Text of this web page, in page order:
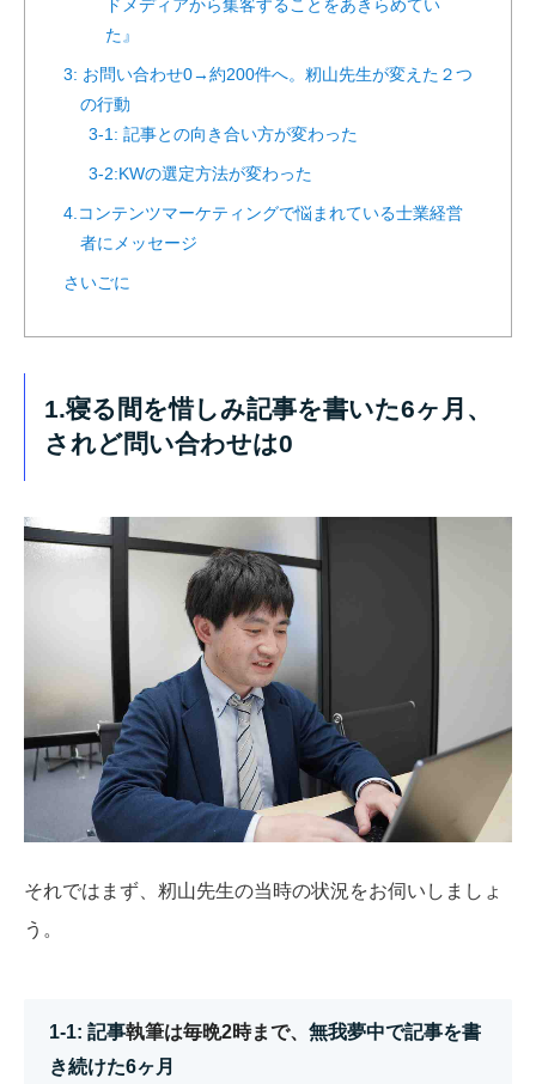
ドメディアから集客することをあきらめてい
た』
3: お問い合わせ0→約200件へ。籾山先生が変えた２つ
の行動
3-1: 記事との向き合い方が変わった
3-2:KWの選定方法が変わった
4.コンテンツマーケティングで悩まれている士業経営
者にメッセージ
さいごに
1.寝る間を惜しみ記事を書いた6ヶ月、
されど問い合わせは0
それではまず、籾山先生の当時の状況をお伺いしましょ
う。
1-1: 記事執筆は毎晩2時まで、 無我夢中で記事を書
き続けた6ヶ月